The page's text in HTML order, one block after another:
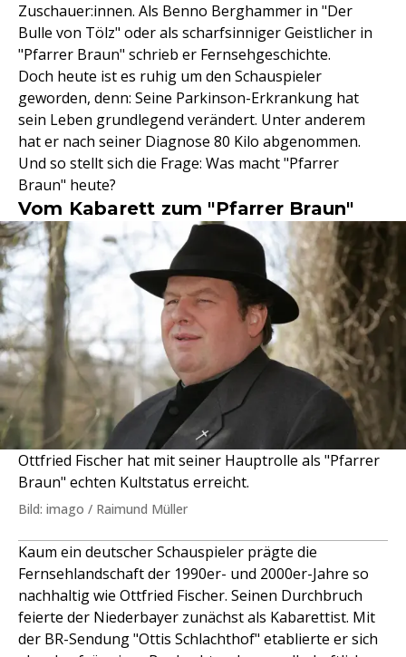
Zuschauer:innen. Als Benno Berghammer in "Der
Bulle von Tölz" oder als scharfsinniger Geistlicher in
"Pfarrer Braun" schrieb er Fernsehgeschichte.
Doch heute ist es ruhig um den Schauspieler
geworden, denn: Seine Parkinson-Erkrankung hat
sein Leben grundlegend verändert. Unter anderem
hat er nach seiner Diagnose 80 Kilo abgenommen.
Und so stellt sich die Frage: Was macht "Pfarrer
Braun" heute?
Vom Kabarett zum "Pfarrer Braun"
Ottfried Fischer hat mit seiner Hauptrolle als "Pfarrer
Braun" echten Kultstatus erreicht.
Bild: imago / Raimund Müller
Kaum ein deutscher Schauspieler prägte die
Fernsehlandschaft der 1990er- und 2000er-Jahre so
nachhaltig wie Ottfried Fischer. Seinen Durchbruch
feierte der Niederbayer zunächst als Kabarettist. Mit
der BR-Sendung "Ottis Schlachthof" etablierte er sich